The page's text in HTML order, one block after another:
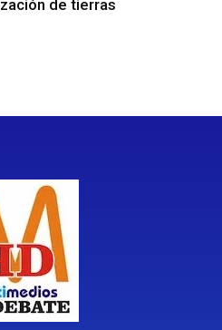
de tierras